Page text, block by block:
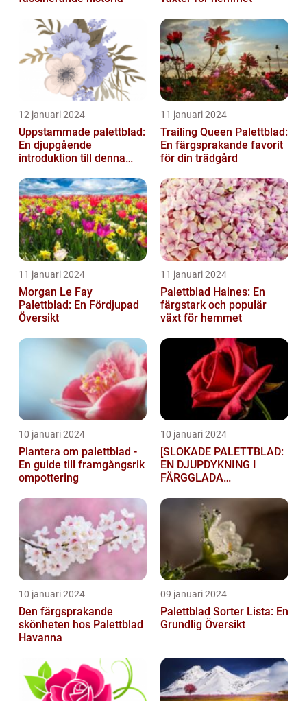
12 januari 2024
Uppstammade palettblad:
En djupgående
introduktion till denna
11 januari 2024
Trailing Queen Palettblad:
En färgsprakande favorit
för din trädgård
11 januari 2024
Morgan Le Fay
Palettblad: En Fördjupad
Översikt
11 januari 2024
Palettblad Haines: En
färgstark och populär
växt för hemmet
10 januari 2024
Plantera om palettblad -
En guide till framgångsrik
ompottering
10 januari 2024
[SLOKADE PALETTBLAD:
EN DJUPDYKNING I
FÄRGGLADA
UNDERBARA VÄRLD]
10 januari 2024
Den färgsprakande
skönheten hos Palettblad
Havanna
09 januari 2024
Palettblad Sorter Lista: En
Grundlig Översikt